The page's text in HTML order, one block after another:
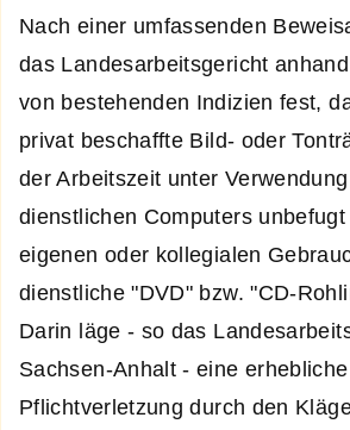
Nach einer umfassenden
das Landesarbeitsgericht
von bestehenden Indizien fest,
privat beschaffte Bild- oder
der Arbeitszeit unter
dienstlichen Computers
eigenen oder kollegialen
dienstliche "DVD" bzw. "CD-
Darin läge - so das
Sachsen-Anhalt - eine erhebliche
Pflichtverletzung durch den